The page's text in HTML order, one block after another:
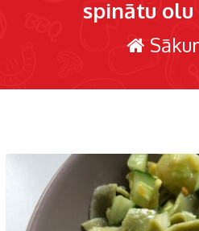
spinātu